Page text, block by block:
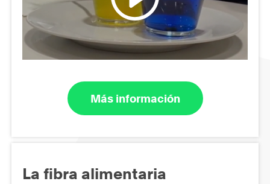
Más información
La fibra alimentaria